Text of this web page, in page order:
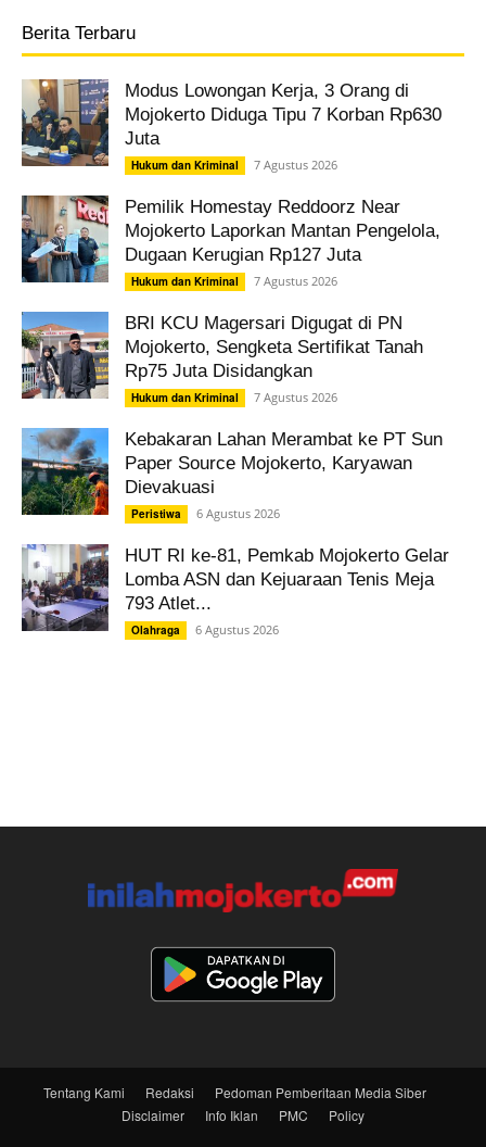
Berita Terbaru
Modus Lowongan Kerja, 3 Orang di
Mojokerto Diduga Tipu 7 Korban Rp630
Juta
Hukum dan Kriminal 7 Agustus 2026
Pemilik Homestay Reddoorz Near
Mojokerto Laporkan Mantan Pengelola,
Dugaan Kerugian Rp127 Juta
Hukum dan Kriminal 7 Agustus 2026
BRI KCU Magersari Digugat di PN
Mojokerto, Sengketa Sertifikat Tanah
Rp75 Juta Disidangkan
Hukum dan Kriminal 7 Agustus 2026
Kebakaran Lahan Merambat ke PT Sun
Paper Source Mojokerto, Karyawan
Dievakuasi
Peristiwa 6 Agustus 2026
HUT RI ke-81, Pemkab Mojokerto Gelar
Lomba ASN dan Kejuaraan Tenis Meja
793 Atlet...
Olahraga 6 Agustus 2026
Tentang Kami Redaksi
Pedoman Pemberitaan Media Siber
Disclaimer
Info Iklan PMC Policy